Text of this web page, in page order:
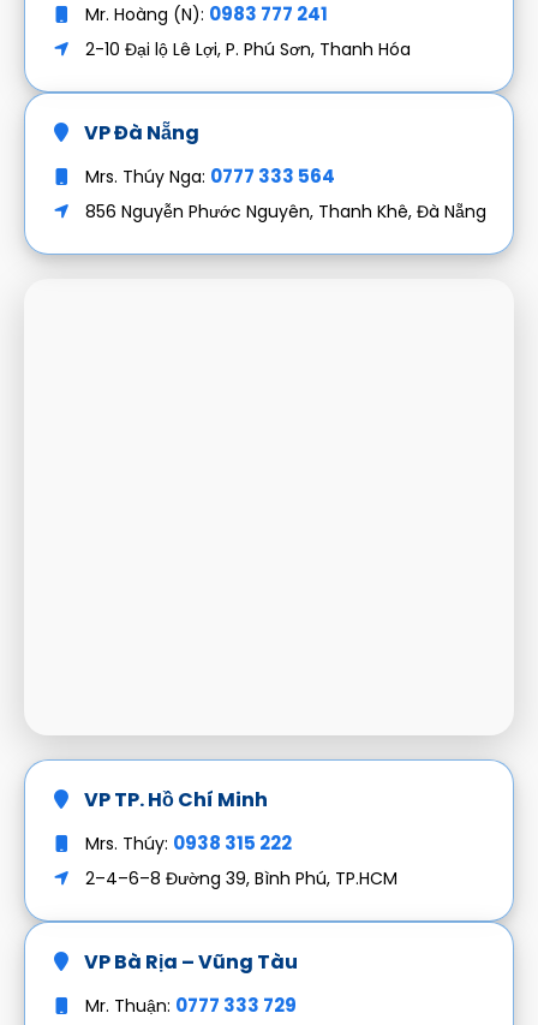
Mr. Hoàng (N): 0983 777 241
2-10 Đại lộ Lê Lợi, P. Phú Sơn, Thanh Hóa
VP Đà Nẵng
Mrs. Thúy Nga: 0777 333 564
856 Nguyễn Phước Nguyên, Thanh Khê, Đà Nẵng
VP TP. Hồ Chí Minh
Mrs. Thúy: 0938 315 222
2–4–6–8 Đường 39, Bình Phú, TP.HCM
VP Bà Rịa – Vũng Tàu
Mr. Thuận: 0777 333 729